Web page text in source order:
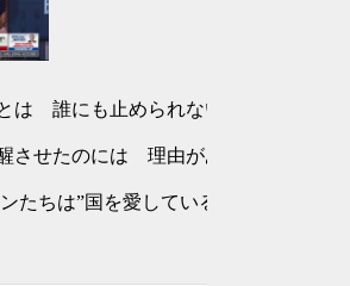
は 誰にも止められない
させたのには 理由がある
たちは”国を愛している”